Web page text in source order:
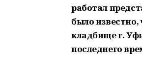
работал
было
кладбище г.
последнего